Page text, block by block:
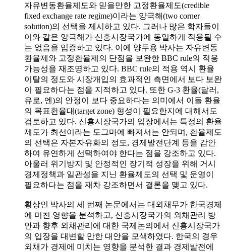
자유변동환율제도와 믿을만한 고정환율제도(credible
fixed exchange rate regime)이라는 양극해(two corner
solution)의 선택을 제시하고 있다. 그러나 많은 학자들이
이와 같은 양극해가 신흥시장국가에 동일하게 적용될 수
는 없음을 입증하고 있다. 이에 양두용 박사는 자유변동
환율제와 고정환율제의 단점을 보완한 BBC rule의 적용
가능성을 재조명하고 있다. BBC rule의 적용 역시 환율
이탈의 정도와 시장개입의 효과적인 측면에서 보다 보완
이 필요하다는 점을 지적하고 있다. 또한 G-3 환율(달러,
유로, 엔)의 안정이 보다 중요하다는 의미에서 이들 환율
의 목표환율대(target zone) 형성이 필요한지에 대해서도
검토하고 있다. 신흥시장국가의 입장에서는 특정의 환율
제도가 최선이라는 도그마에 빠져서는 안되며, 환율제도
의 선택은 자본자유화의 정도, 경제발전단계 등을 감안
하여 유연하게 선택하여야 한다는 점을 강조하고 있다.
아울러 위기방지 및 안정적인 장기적 성장을 위해 거시
경제정책과 일관성을 지닌 환율제도의 선택 및 운영이
필요하다는 점을 재차 강조하면서 결론을 맺고 있다.
황상인 박사의 세 번째 논문에서는 대외채무가 한국경제
에 미친 영향을 분석하고, 신흥시장국가의 외채관리 방
안과 향후 외채관리에 대한 국제논의에서 신흥시장국가
의 입장을 대변할 만한 대안을 모색하였다. 한국의 경우
외채가 경제에 미치는 영향을 분석한 결과 경제발전에